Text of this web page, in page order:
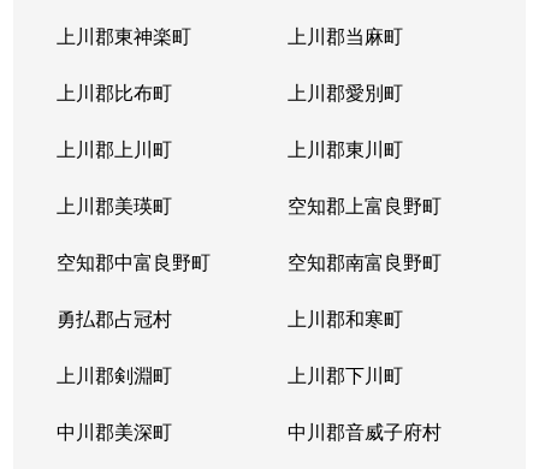
上川郡東神楽町 上川郡当麻町
上川郡比布町 上川郡愛別町
上川郡上川町 上川郡東川町
上川郡美瑛町 空知郡上富良野町
空知郡中富良野町 空知郡南富良野町
勇払郡占冠村 上川郡和寒町
上川郡剣淵町 上川郡下川町
中川郡美深町 中川郡音威子府村